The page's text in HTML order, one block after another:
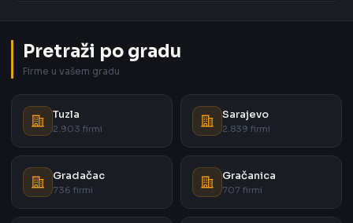
Pretraži po gradu
Firme u vašem gradu
Tuzla
2.903 firmi
Sarajevo
2.839 firmi
Gradačac
736 firmi
Gračanica
707 firmi